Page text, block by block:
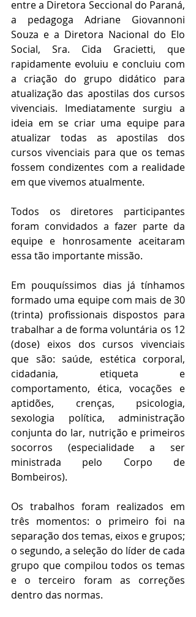
entre a Diretora Seccional do Paraná,
a pedagoga Adriane Giovannoni
Souza e a Diretora Nacional do Elo
Social, Sra. Cida Gracietti, que
rapidamente evoluiu e concluiu com
a criação do grupo didático para
atualização das apostilas dos cursos
vivenciais. Imediatamente surgiu a
ideia em se criar uma equipe para
atualizar todas as apostilas dos
cursos vivenciais para que os temas
fossem condizentes com a realidade
em que vivemos atualmente.
Todos os diretores participantes
foram convidados a fazer parte da
equipe e honrosamente aceitaram
essa tão importante missão.
Em pouquíssimos dias já tínhamos
formado uma equipe com mais de 30
(trinta) profissionais dispostos para
trabalhar a de forma voluntária os 12
(dose) eixos dos cursos vivenciais
que são: saúde, estética corporal,
cidadania, etiqueta e
comportamento, ética, vocações e
aptidões, crenças, psicologia,
sexologia política, administração
conjunta do lar, nutrição e primeiros
socorros (especialidade a ser
ministrada pelo Corpo de
Bombeiros).
Os trabalhos foram realizados em
três momentos: o primeiro foi na
separação dos temas, eixos e grupos;
o segundo, a seleção do líder de cada
grupo que compilou todos os temas
e o terceiro foram as correções
dentro das normas.